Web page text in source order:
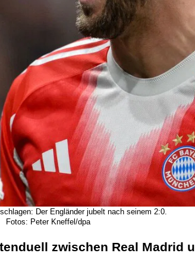
Der Engländer jubelt nach seinem 2:0.
Fotos: Peter Kneffel/dpa
zwischen Real Madrid